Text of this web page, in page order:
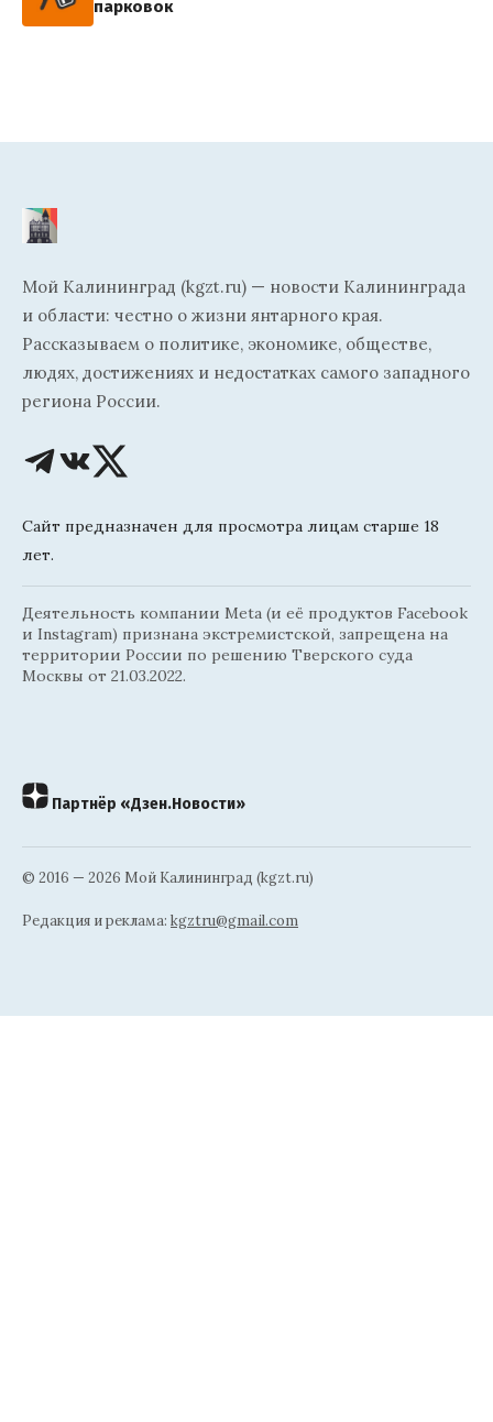
парковок
Мой Калининград (kgzt.ru) — новости Калининграда
и области: честно о жизни янтарного края.
Рассказываем о политике, экономике, обществе,
людях, достижениях и недостатках самого западного
региона России.
Сайт предназначен для просмотра лицам старше 18
лет.
Деятельность компании Meta (и её продуктов Facebook
и Instagram) признана экстремистской, запрещена на
территории России по решению Тверского суда
Москвы от 21.03.2022.
Партнёр «Дзен.Новости»
© 2016 — 2026 Мой Калининград (kgzt.ru)
Редакция и реклама: kgztru@gmail.com